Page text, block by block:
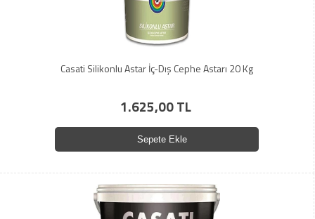
Casati Silikonlu Astar İç-Dış Cephe Astarı 20 Kg
1.625,00 TL
Sepete Ekle